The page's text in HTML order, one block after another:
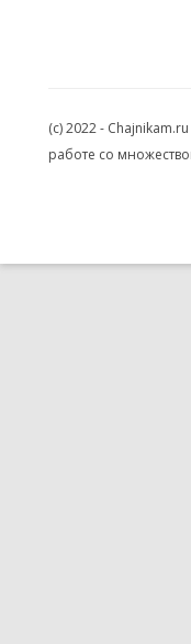
(c) 2022 -
работе со